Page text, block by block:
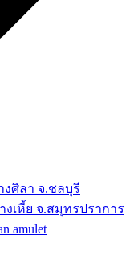
งศิลา จ.ชลบุรี
เหี้ย จ.สมุทรปราการ
amulet